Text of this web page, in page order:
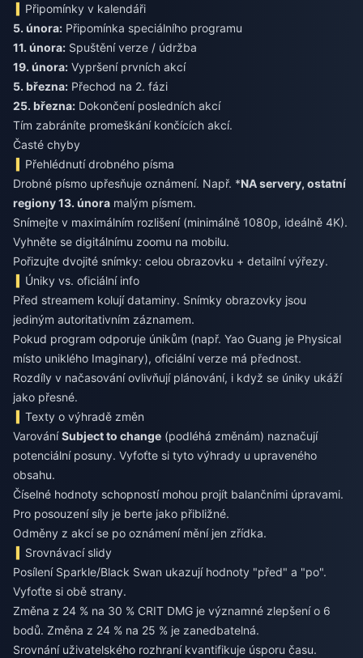
Připomínky v kalendáři
5. února: Připomínka speciálního programu
11. února: Spuštění verze / údržba
19. února: Vypršení prvních akcí
5. března: Přechod na 2. fázi
25. března: Dokončení posledních akcí
Tím zabráníte promeškání končících akcí.
Časté chyby
Přehlédnutí drobného písma
Drobné písmo upřesňuje oznámení. Např. *NA servery, ostatní
regiony 13. února malým písmem.
Snímejte v maximálním rozlišení (minimálně 1080p, ideálně 4K).
Vyhněte se digitálnímu zoomu na mobilu.
Pořizujte dvojité snímky: celou obrazovku + detailní výřezy.
Úniky vs. oficiální info
Před streamem kolují dataminy. Snímky obrazovky jsou
jediným autoritativním záznamem.
Pokud program odporuje únikům (např. Yao Guang je Physical
místo uniklého Imaginary), oficiální verze má přednost.
Rozdíly v načasování ovlivňují plánování, i když se úniky ukáží
jako přesné.
Texty o výhradě změn
VarováníSubject to change (podléhá změnám) naznačují
potenciální posuny. Vyfoťte si tyto výhrady u upraveného
obsahu.
Číselné hodnoty schopností mohou projít balančními úpravami.
Pro posouzení síly je berte jako přibližné.
Odměny z akcí se po oznámení mění jen zřídka.
Srovnávací slidy
Posílení Sparkle/Black Swan ukazují hodnoty "před" a "po".
Vyfoťte si obě strany.
Změna z 24 % na 30 % CRIT DMG je významné zlepšení o 6
bodů. Změna z 24 % na 25 % je zanedbatelná.
Srovnání uživatelského rozhraní kvantifikuje úsporu času.